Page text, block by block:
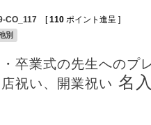
CO_117 [ 110 ポイント進呈 ]
別
卒業式の先生へのプ
祝い、開業祝い 名